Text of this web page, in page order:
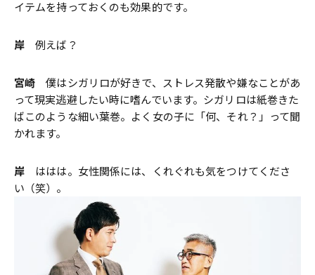
イテムを持っておくのも効果的です。
岸 例えば？
宮崎 僕はシガリロが好きで、ストレス発散や嫌なことがあ
って現実逃避したい時に嗜んでいます。シガリロは紙巻きた
ばこのような細い葉巻。よく女の子に「何、それ？」って聞
かれます。
岸 ははは。女性関係には、くれぐれも気をつけてくださ
い（笑）。